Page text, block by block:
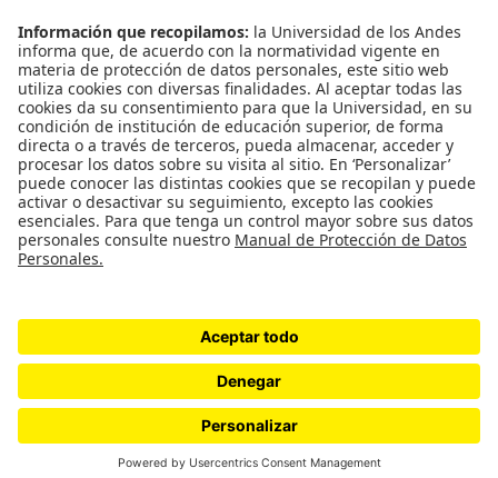
Información de contacto
info@aneia.edu.co
Bogotá, Colombia
Enlaces de interés
Iniciar sesión
Política de tratamiento de datos personales
Contacto
Universidad de los Andes | Vigilada Mineducación
Reconocimiento como Universidad: Decreto 1297 del 30 de mayo de 1964.
Reconocimiento personería jurídica: Resolución 28 del 23 de febrero de 1949
©2023 ANEIA – Universidad de Los Andes.
Diseño y desarrollo por PixelPro